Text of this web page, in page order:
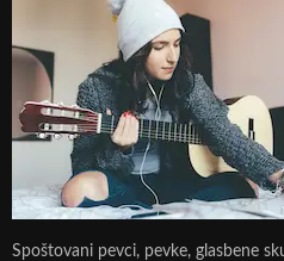
Spoštovani pevci, pevke, glasbene